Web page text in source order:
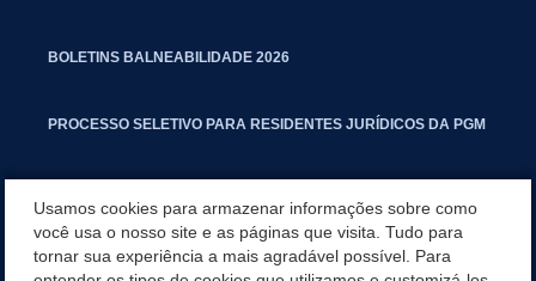
BOLETINS BALNEABILIDADE 2026
PROCESSO SELETIVO PARA RESIDENTES JURÍDICOS DA PGM
MANUAL DE PROCEDIMENTOS IMOBILIÁRIOS SEINFRA
Usamos cookies para armazenar informações sobre como
você usa o nosso site e as páginas que visita. Tudo para
tornar sua experiência a mais agradável possível. Para